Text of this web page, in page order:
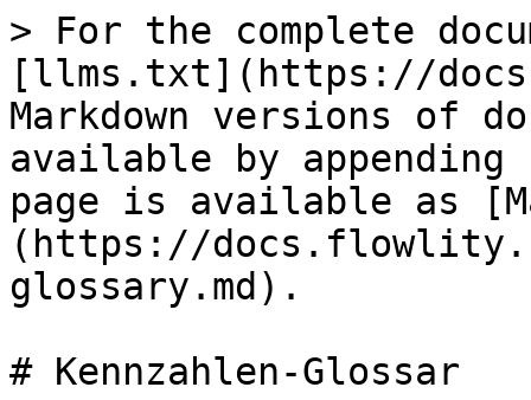
> For the complete
[llms.txt](https://
Markdown versions of
available by
page is available as
(https://
glossary.md).
# Kennzahlen-Glossar